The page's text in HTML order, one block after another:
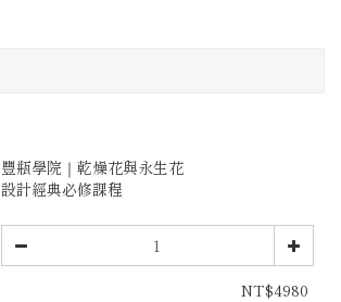
豐瓶學院｜乾燥花與永生花
設計經典必修課程
NT$4980